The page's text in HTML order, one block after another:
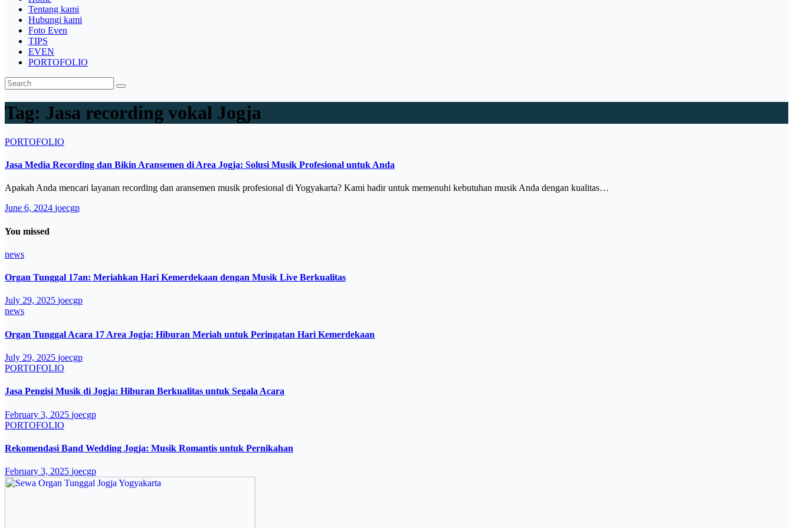
Tentang kami
Hubungi kami
Foto Even
TIPS
EVEN
PORTOFOLIO
Tag: Jasa recording vokal Jogja
PORTOFOLIO
Jasa Media Recording dan Bikin Aransemen di Area Jogja: Solusi Musik Profesional untuk Anda
Apakah Anda mencari layanan recording dan aransemen musik profesional di Yogyakarta? Kami hadir untuk memenuhi kebutuhan musik Anda dengan kualitas…
June 6, 2024 joecgp
You missed
news
Organ Tunggal 17an: Meriahkan Hari Kemerdekaan dengan Musik Live Berkualitas
July 29, 2025 joecgp
news
Organ Tunggal Acara 17 Area Jogja: Hiburan Meriah untuk Peringatan Hari Kemerdekaan
July 29, 2025 joecgp
PORTOFOLIO
Jasa Pengisi Musik di Jogja: Hiburan Berkualitas untuk Segala Acara
February 3, 2025 joecgp
PORTOFOLIO
Rekomendasi Band Wedding Jogja: Musik Romantis untuk Pernikahan
February 3, 2025 joecgp